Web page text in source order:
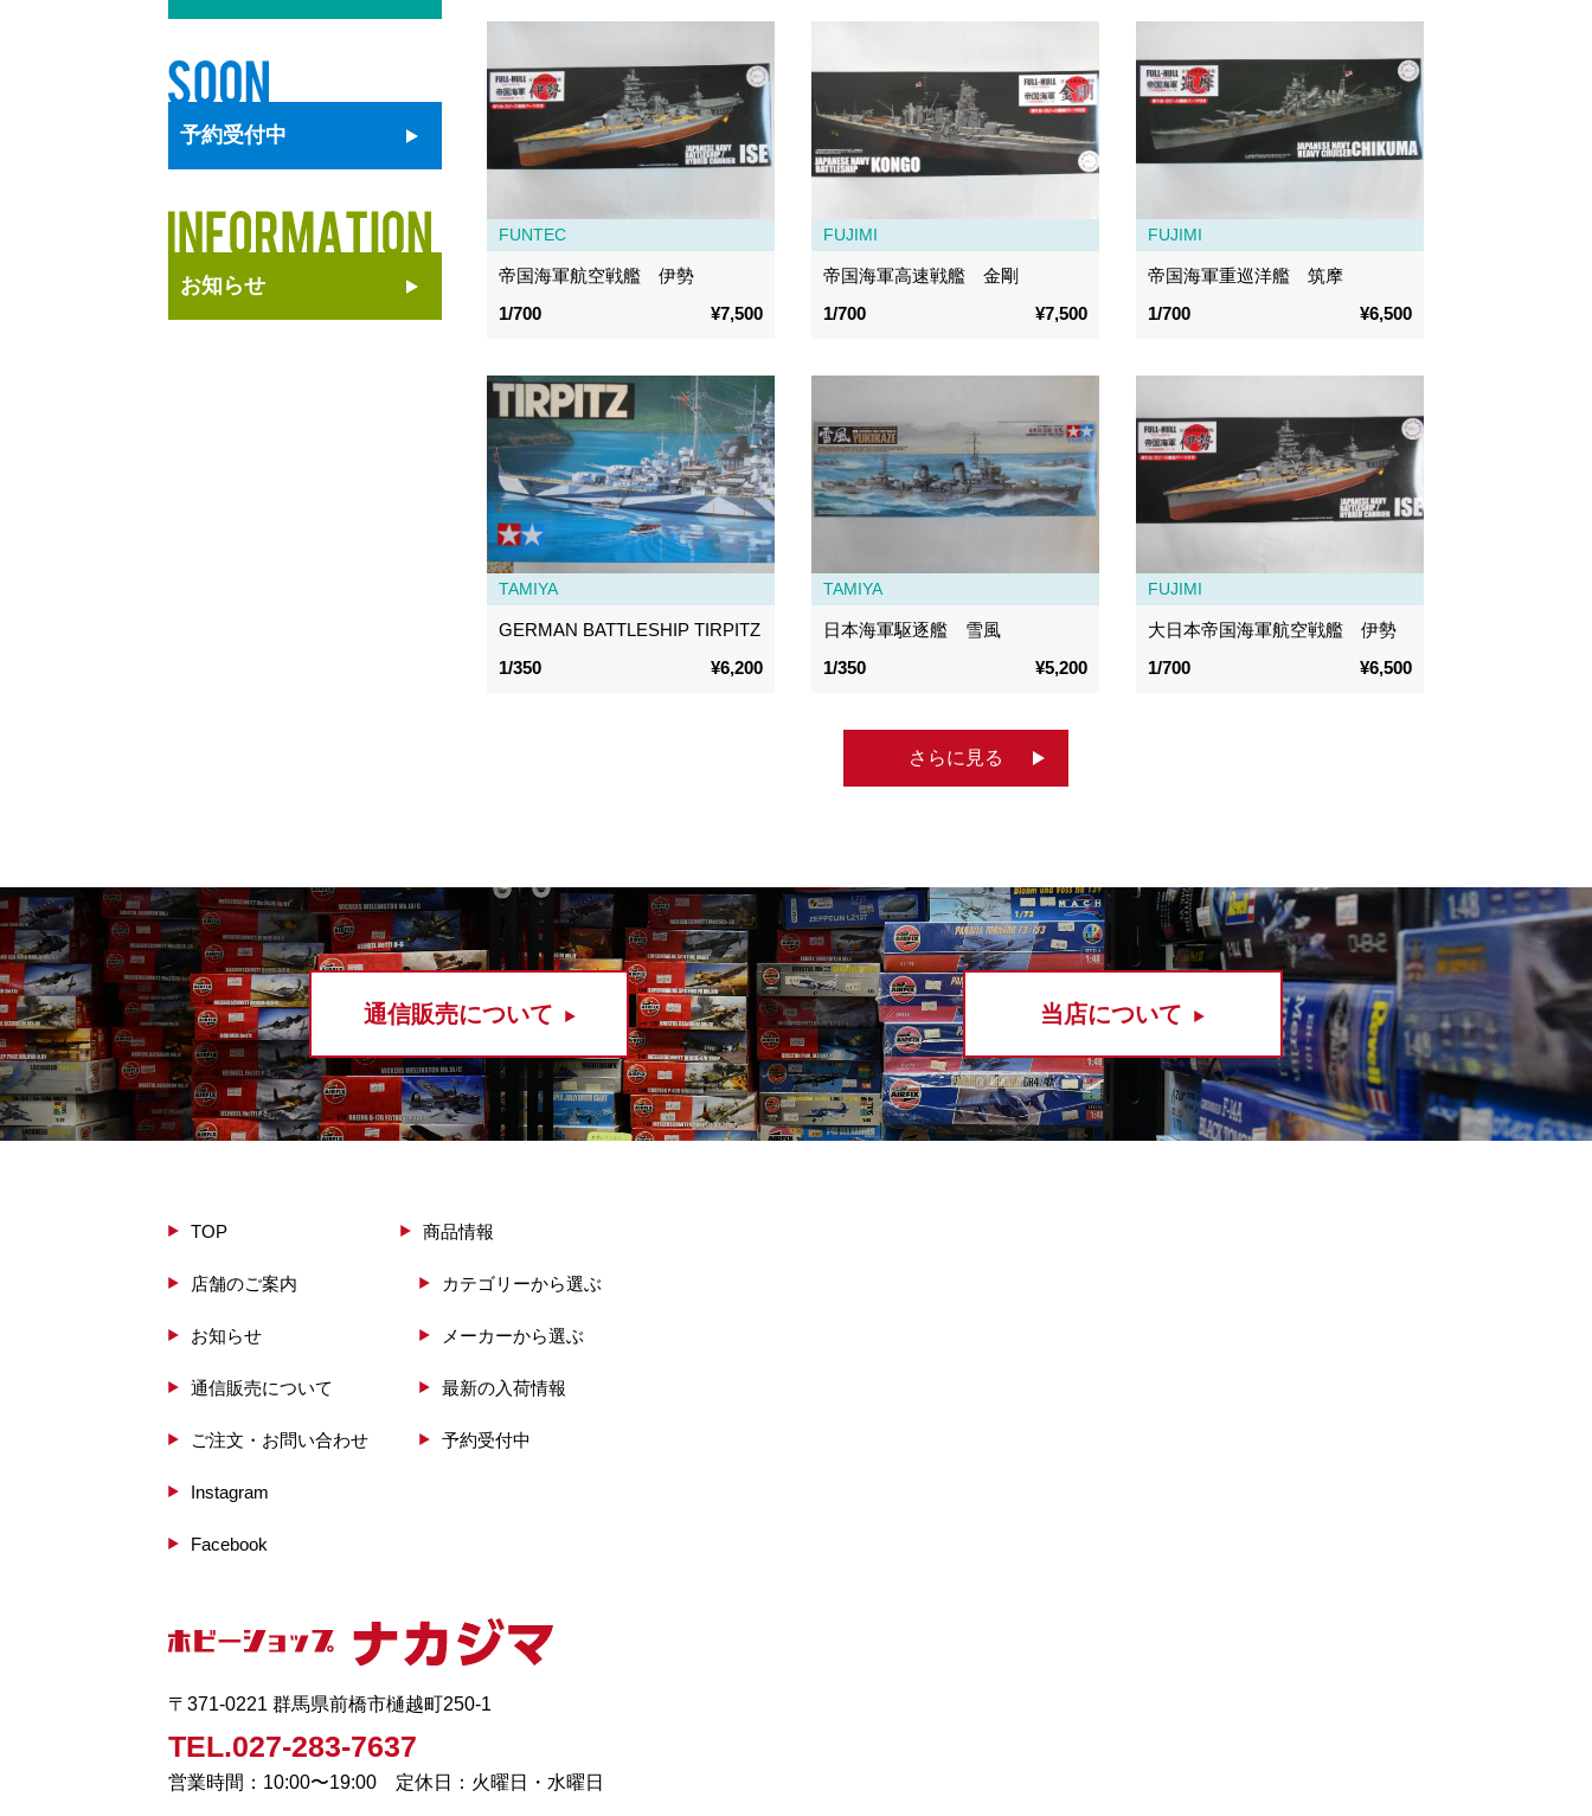
FUNTEC
帝国海軍航空戦艦 伊勢
1/700
¥7,500
FUJIMI
帝国海軍高速戦艦 金剛
1/700
¥7,500
FUJIMI
帝国海軍重巡洋艦 筑摩
1/700
¥6,500
TAMIYA
GERMAN BATTLESHIP TIRPITZ
1/350
¥6,200
TAMIYA
日本海軍駆逐艦 雪風
1/350
¥5,200
FUJIMI
大日本帝国海軍航空戦艦 伊勢
1/700
¥6,500
さらに見る
予約受付中
お知らせ
通信販売について 当店について
TOP
店舗のご案内
お知らせ
通信販売について
ご注文・お問い合わせ
Instagram
Facebook
商品情報
カテゴリーから選ぶ
メーカーから選ぶ
最新の入荷情報
予約受付中
〒371-0221 群馬県前橋市樋越町250-1
TEL.027-283-7637
営業時間：10:00〜19:00 定休日：火曜日・水曜日